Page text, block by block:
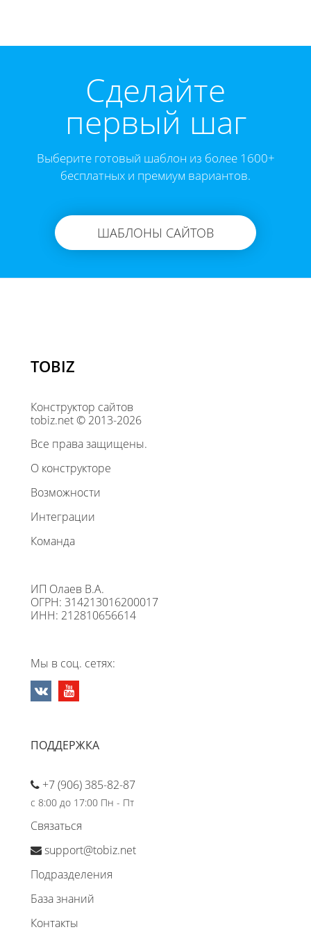
Cделайте
первый шаг
Выберите готовый шаблон из более 1600+
бесплатных и премиум вариантов.
ШАБЛОНЫ САЙТОВ
TOBIZ
Конструктор сайтов
tobiz.net © 2013-2026
Все права защищены.
О конструкторе
Возможности
Интеграции
Команда
ИП Олаев В.А.
ОГРН: 314213016200017
ИНН: 212810656614
Мы в соц. сетях:
ПОДДЕРЖКА
+7 (906) 385-82-87
с 8:00 до 17:00 Пн - Пт
Связаться
support@tobiz.net
Подразделения
База знаний
Контакты